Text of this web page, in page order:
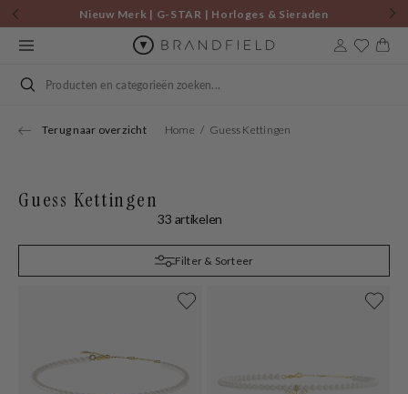
Skip to
content
Nieuw Merk | G-STAR | Horloges & Sieraden
Cart
Search
Terug naar overzicht Home Guess Kettingen
Guess Kettingen
33 artikelen
Filter & Sorteer